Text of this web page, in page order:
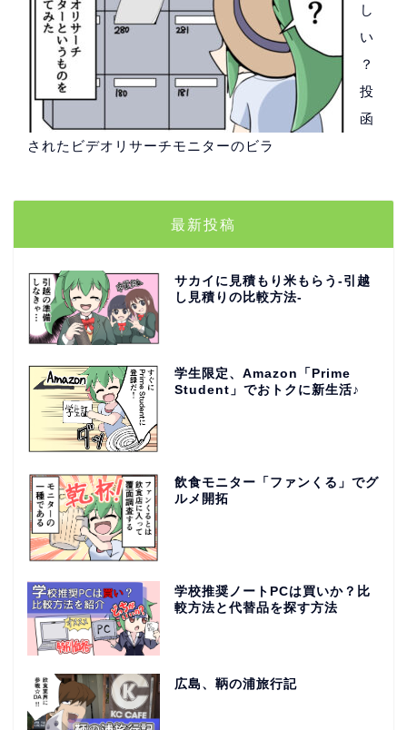
し
い
？
投
函
されたビデオリサーチモニターのビラ
最新投稿
サカイに見積もり米もらう-引越
し見積りの比較方法-
学生限定、Amazon「Prime
Student」でおトクに新生活♪
飲食モニター「ファンくる」でグ
ルメ開拓
学校推奨ノートPCは買いか？比
較方法と代替品を探す方法
広島、鞆の浦旅行記